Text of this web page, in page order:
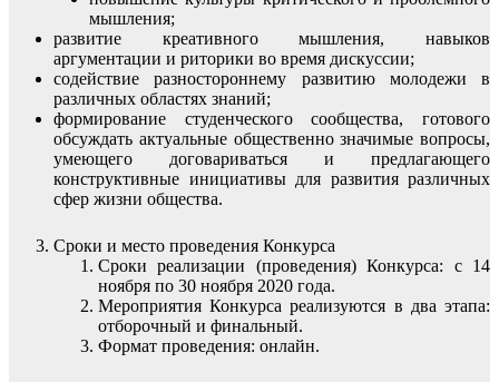
мышления;
развитие креативного мышления, навыков
аргументации и риторики во время дискуссии;
содействие разностороннему развитию молодежи в
различных областях знаний;
формирование студенческого сообщества, готового
обсуждать актуальные общественно значимые вопросы,
умеющего договариваться и предлагающего
конструктивные инициативы для развития различных
сфер жизни общества.
Сроки и место проведения Конкурса
Сроки реализации (проведения) Конкурса: с 14
ноября по 30 ноября 2020 года.
Мероприятия Конкурса реализуются в два этапа:
отборочный и финальный.
Формат проведения: онлайн.